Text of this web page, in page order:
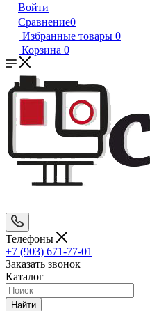
Войти
Сравнение0
Избранные товары 0
Корзина 0
Телефоны
+7 (903) 671-77-01
Заказать звонок
Каталог
Найти